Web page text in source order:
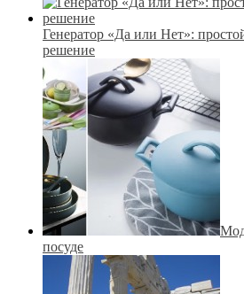
Генератор «Да или Нет»:
решение
посуде